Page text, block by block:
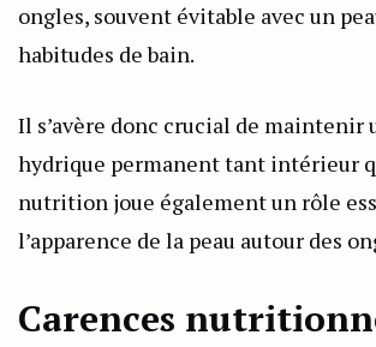
ongles, souvent évitable avec un
habitudes de bain.
Il s’avère donc crucial de maintenir
hydrique permanent tant intérieur
nutrition joue également un rôle
l’apparence de la peau autour des
Carences